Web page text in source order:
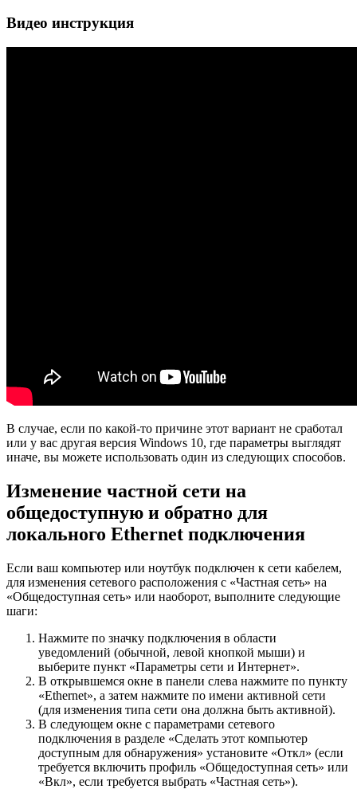
Видео инструкция
В случае, если по какой-то причине этот вариант не сработал
или у вас другая версия Windows 10, где параметры выглядят
иначе, вы можете использовать один из следующих способов.
Изменение частной сети на
общедоступную и обратно для
локального Ethernet подключения
Если ваш компьютер или ноутбук подключен к сети кабелем,
для изменения сетевого расположения с «Частная сеть» на
«Общедоступная сеть» или наоборот, выполните следующие
шаги:
Нажмите по значку подключения в области
уведомлений (обычной, левой кнопкой мыши) и
выберите пункт «Параметры сети и Интернет».
В открывшемся окне в панели слева нажмите по пункту
«Ethernet», а затем нажмите по имени активной сети
(для изменения типа сети она должна быть активной).
В следующем окне с параметрами сетевого
подключения в разделе «Сделать этот компьютер
доступным для обнаружения» установите «Откл» (если
требуется включить профиль «Общедоступная сеть» или
«Вкл», если требуется выбрать «Частная сеть»).